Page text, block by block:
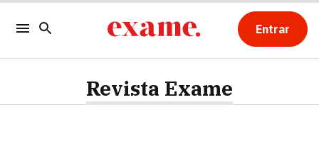
Entrar
Revista Exame